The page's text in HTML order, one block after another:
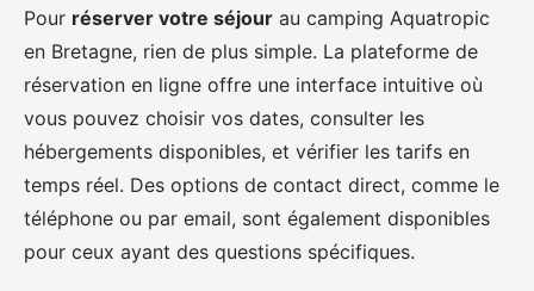
Pour réserver votre séjour au camping Aquatropic
en Bretagne, rien de plus simple. La plateforme de
réservation en ligne offre une interface intuitive où
vous pouvez choisir vos dates, consulter les
hébergements disponibles, et vérifier les tarifs en
temps réel. Des options de contact direct, comme le
téléphone ou par email, sont également disponibles
pour ceux ayant des questions spécifiques.